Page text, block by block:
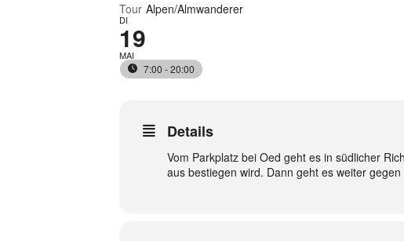
Tour Alpen/Almwanderer
DI
19
MAI
7:00 - 20:00
Details
Vom Parkplatz bei Oed geht es in südlicher
aus bestiegen wird. Dann geht es weiter